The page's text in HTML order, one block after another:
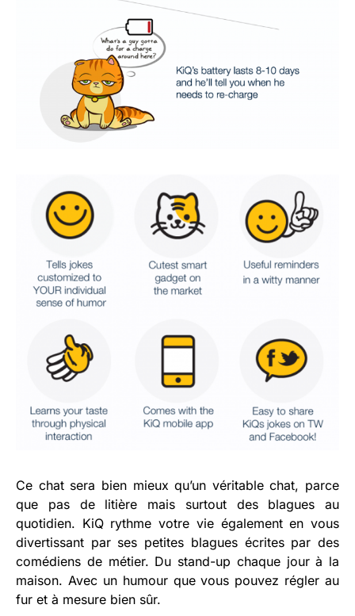
Ce chat sera bien mieux qu’un véritable chat, parce
que pas de litière mais surtout des blagues au
quotidien. KiQ rythme votre vie également en vous
divertissant par ses petites blagues écrites par des
comédiens de métier. Du stand-up chaque jour à la
maison. Avec un humour que vous pouvez régler au
fur et à mesure bien sûr.